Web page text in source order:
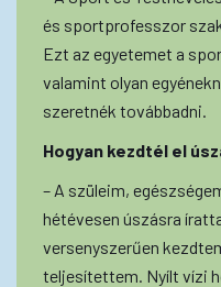
és sportprofesszor
Ezt az egyetemet a
valamint olyan
szeretnék továbbadni.
Hogyan kezdtél el
– A szüleim,
hétévesen úszásra
versenyszerűen
teljesítettem. Nyílt vízi